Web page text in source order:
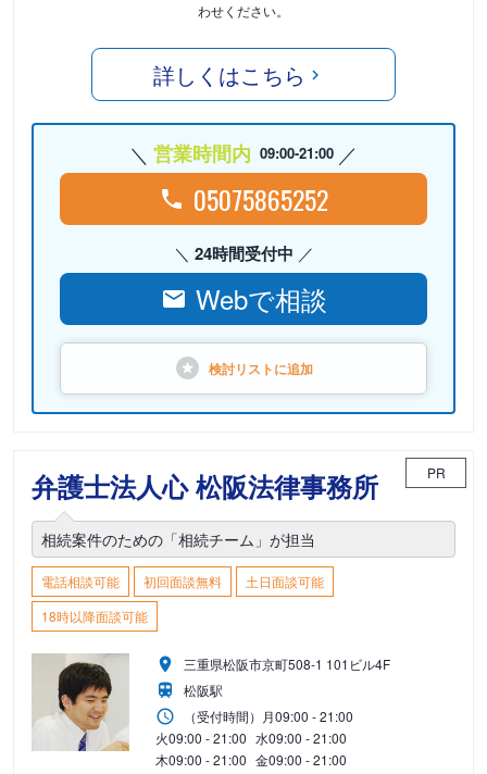
わせください。
詳しくはこちら
営業時間内 09:00-21:00
05075865252
24時間受付中
Webで相談
検討リストに追加
弁護士法人心 松阪法律事務所 PR
相続案件のための「相続チーム」が担当
電話相談可能 初回面談無料
土日面談可能
18時以降面談可能
三重県松阪市京町508-1 101ビル4F
松阪駅
（受付時間） 月09:00 - 21:00
火09:00 - 21:00 水09:00 - 21:00
木09:00 - 21:00 金09:00 - 21:00